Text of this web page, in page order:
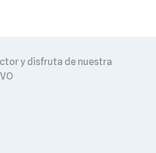
y disfruta de nuestra